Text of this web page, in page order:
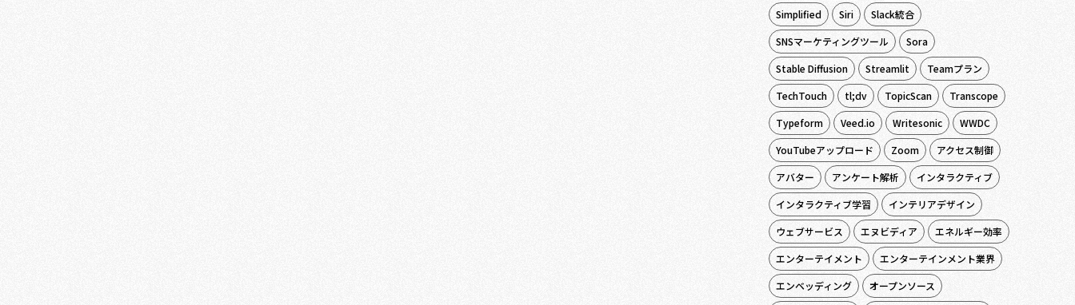
Simplified
Siri
Slack統合
SNSマーケティングツール
Sora
Stable Diffusion
Streamlit
Teamプラン
TechTouch
tl;dv TopicScan
Transcope
Typeform
Veed.io Writesonic
WWDC
YouTubeアップロード
Zoom
アクセス制御
アバター
アンケート解析
インタラクティブ
インタラクティブ学習
インテリアデザイン
ウェブサービス
エヌビディア
エネルギー効率
エンターテイメント
エンターテインメント業界
エンベッディング
オープンソース